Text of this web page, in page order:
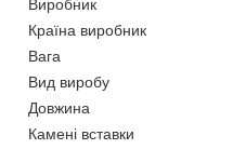
Виробник
Країна виробник
Вага
Вид виробу
Довжина
Камені вставки